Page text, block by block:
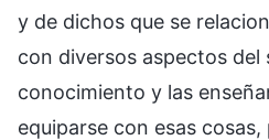
y de dichos que se
con diversos aspectos del
conocimiento y las
equiparse con esas